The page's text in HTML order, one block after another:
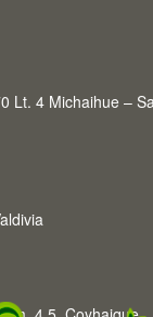
Lt. 4 Michaihue –